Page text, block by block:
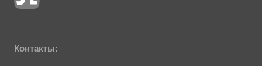
гражданина», все фотоматериалы
Контакты: